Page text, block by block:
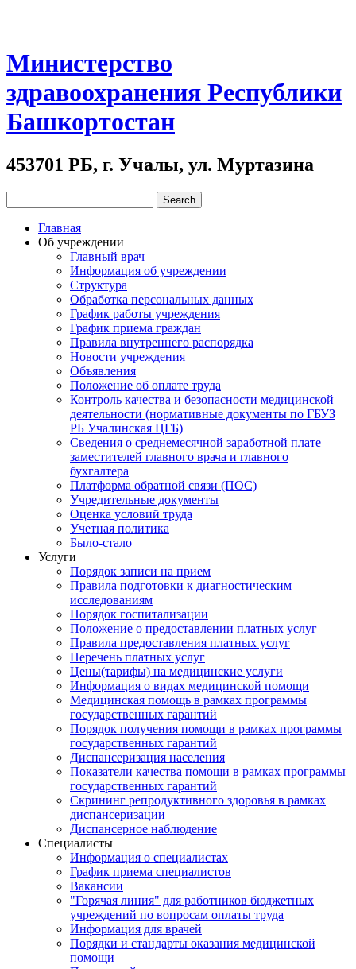
Министерство
здравоохранения Республики
Башкортостан
453701 РБ, г. Учалы, ул. Муртазина
Главная
Об учреждении
Главный врач
Информация об учреждении
Структура
Обработка персональных данных
График работы учреждения
График приема граждан
Правила внутреннего распорядка
Новости учреждения
Объявления
Положение об оплате труда
Контроль качества и безопасности медицинской
деятельности (нормативные документы по ГБУЗ
РБ Учалинская ЦГБ)
Сведения о среднемесячной заработной плате
заместителей главного врача и главного
бухгалтера
Платформа обратной связи (ПОС)
Учредительные документы
Оценка условий труда
Учетная политика
Было-стало
Услуги
Порядок записи на прием
Правила подготовки к диагностическим
исследованиям
Порядок госпитализации
Положение о предоставлении платных услуг
Правила предоставления платных услуг
Перечень платных услуг
Цены(тарифы) на медицинские услуги
Информация о видах медицинской помощи
Медицинская помощь в рамках программы
государственных гарантий
Порядок получения помощи в рамках программы
государственных гарантий
Диспансеризация населения
Показатели качества помощи в рамках программы
государственных гарантий
Скрининг репродуктивного здоровья в рамках
диспансеризации
Диспансерное наблюдение
Специалисты
Информация о специалистах
График приема специалистов
Вакансии
"Горячая линия" для работников бюджетных
учреждений по вопросам оплаты труда
Информация для врачей
Порядки и стандарты оказания медицинской
помощи